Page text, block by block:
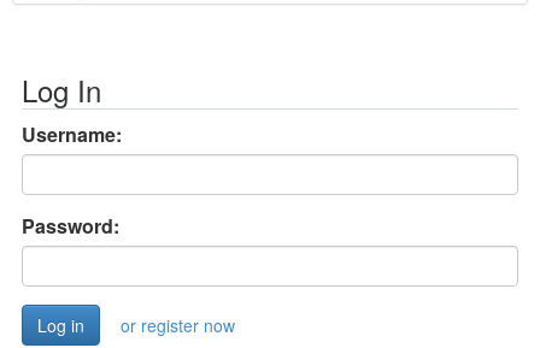
Log In
Username:
Password:
or register now